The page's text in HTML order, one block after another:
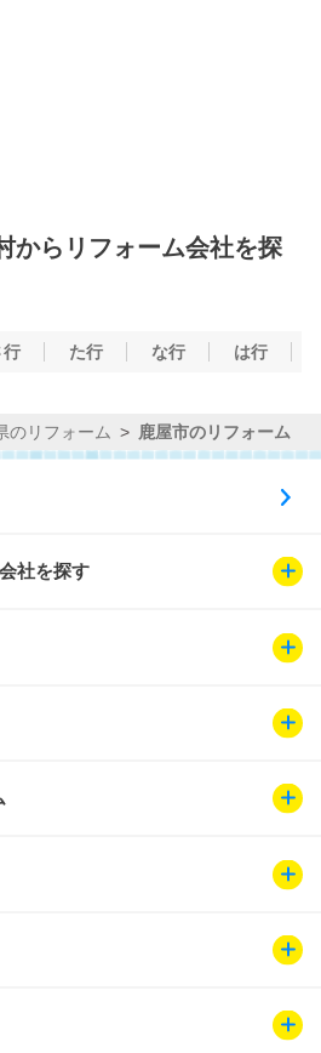
からリフォーム会社を探
行 た行 な行 は行
のリフォーム 鹿屋市のリフォーム
社を探す